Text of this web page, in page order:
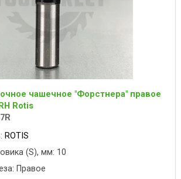
чашечное "Форстнера" правое
Rotis
ROTIS
(S), мм: 10
Правое